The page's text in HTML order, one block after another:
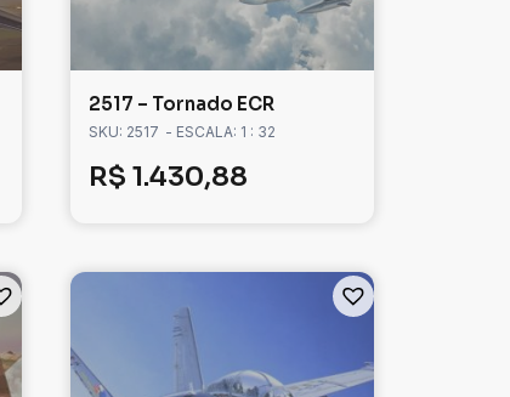
2517 – Tornado ECR
SKU: 2517 - ESCALA: 1 : 32
R$ 1.430,88